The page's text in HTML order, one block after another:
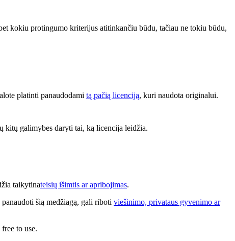
kokiu protingumo kriterijus atitinkančiu būdu, tačiau ne tokiu būdu,
platinti panaudodami tą pačią licenciją, kuri naudota originalui.
kitų galimybes daryti tai, ką licencija leidžia.
taikytinateisių išimtis ar apribojimas.
šią medžiagą, gali riboti viešinimo, privataus gyvenimo ar
to use.